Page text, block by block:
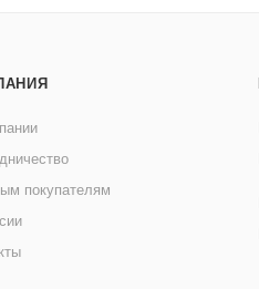
покупателям